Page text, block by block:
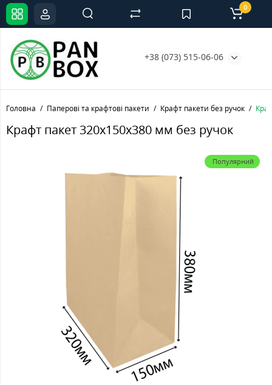
+38 (073) 515-06-06
0
Головна Паперові та крафтові пакети Крафт пакети без ручок
Крафт пакет 320х150х380 мм без ручок
Популярний